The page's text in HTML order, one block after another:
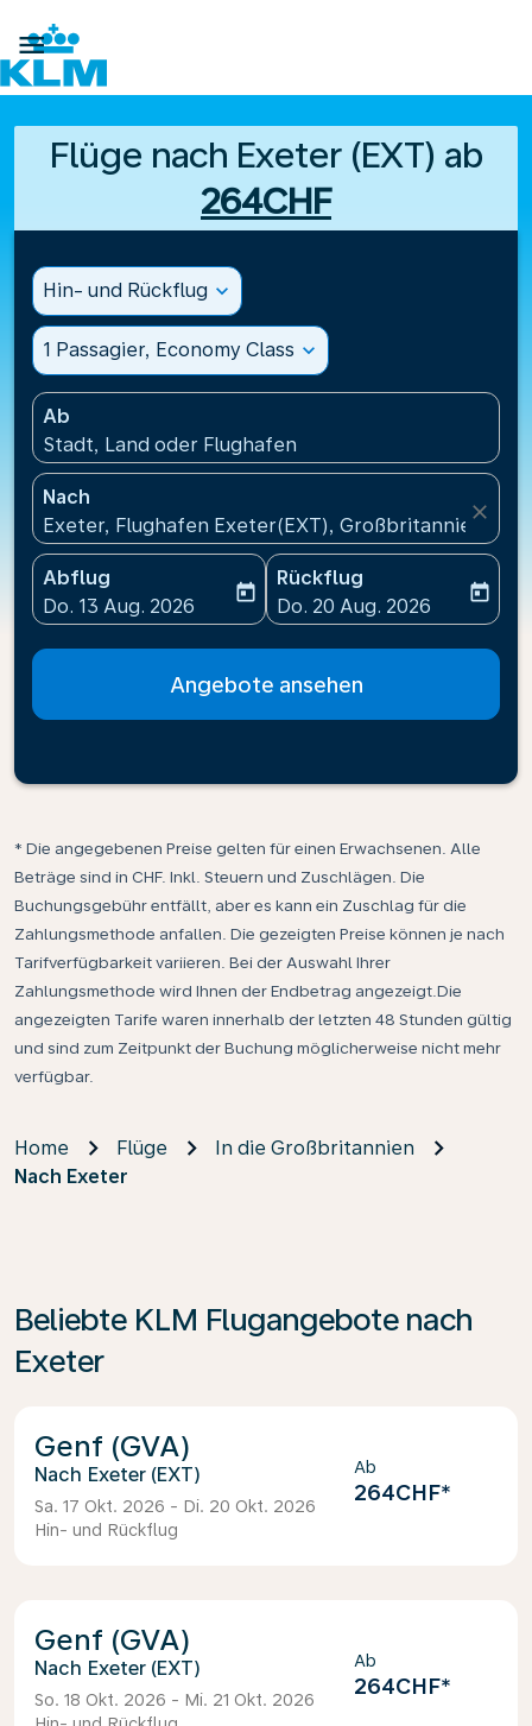

Flüge nach Exeter (EXT) ab
264CHF
Hin- und Rückflug expand_more
1 Passagier, Economy Class expand_more
Ab
Stadt, Land oder Flughafen
Nach
Exeter, Flughafen Exeter(EXT), Großbritannien
close
Abflug
fc-booking-departure-date-aria-label
Do. 13 Aug. 2026
today
Rückflug
fc-booking-return-date-
Do. 20 Aug. 2026
today
Angebote ansehen
* Die angegebenen Preise gelten für einen Erwachsenen. Alle
Beträge sind in CHF. Inkl. Steuern und Zuschlägen. Die
Buchungsgebühr entfällt, aber es kann ein Zuschlag für die
Zahlungsmethode anfallen. Die gezeigten Preise können je nach
Tarifverfügbarkeit variieren. Bei der Auswahl Ihrer
Zahlungsmethode wird Ihnen der Endbetrag angezeigt.Die
angezeigten Tarife waren innerhalb der letzten 48 Stunden gültig
und sind zum Zeitpunkt der Buchung möglicherweise nicht mehr
verfügbar.
Home Flüge
In die Großbritannien
Nach Exeter
Beliebte KLM Flugangebote nach
Exeter
Genf (GVA)
Exeter (EXT)
Sa. 17 Okt. 2026 - Di. 20 Okt. 2026
Hin- und Rückflug
Ab
264CHF*
Genf (GVA)
Exeter (EXT)
So. 18 Okt. 2026 - Mi. 21 Okt. 2026
Ab
264CHF*